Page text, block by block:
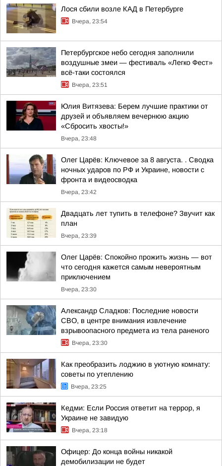
Лося сбили возле КАД в Петербурге
Вчера, 23:54
Петербургское небо сегодня заполнили
воздушные змеи — фестиваль «Легко Фест»
всё-таки состоялся
Вчера, 23:51
Юлия Витязева: Берем лучшие практики от
друзей и объявляем вечернюю акцию
«Сбросить хвосты!»
Вчера, 23:48
Олег Царёв: Ключевое за 8 августа. . Сводка
ночных ударов по РФ и Украине, новости с
фронта и видеосводка
Вчера, 23:42
Двадцать лет тупить в телефоне? Звучит как
план
Вчера, 23:39
Олег Царёв: Спокойно прожить жизнь — вот
что сегодня кажется самым невероятным
приключением
Вчера, 23:30
Александр Сладков: Последние новости
СВО, в центре внимания извлечение
взрывоопасного предмета из тела раненого
Вчера, 23:30
Как преобразить лоджию в уютную комнату:
советы по утеплению
Вчера, 23:25
Кедми: Если Россия ответит на террор, я
Украине не завидую
Вчера, 23:18
Офицер: До конца войны никакой
демобилизации не будет